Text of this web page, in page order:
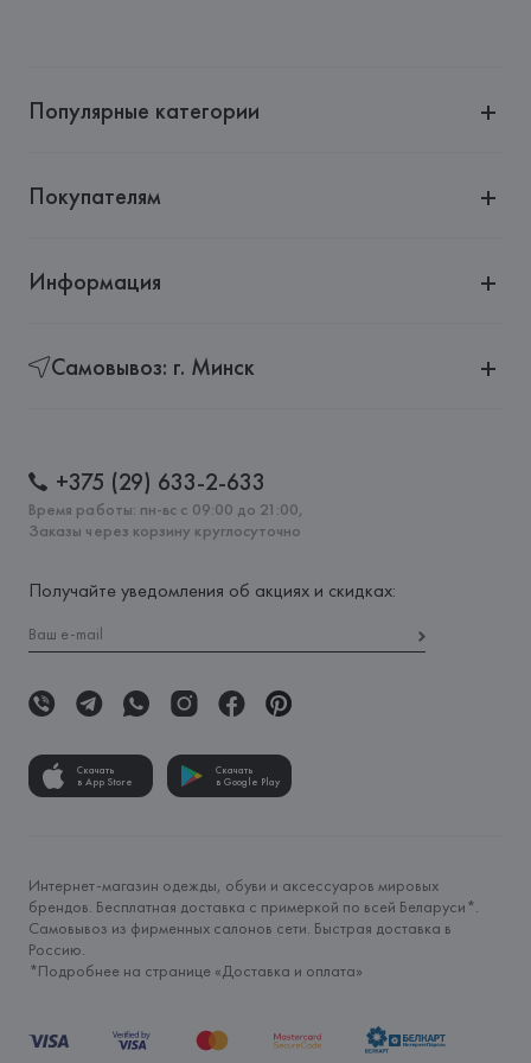
Популярные категории
Покупателям
Информация
Самовывоз: г. Минск
+375 (29) 633-2-633
Время работы: пн-вс с 09:00 до 21:00,
Заказы через корзину круглосуточно
Получайте уведомления об акциях и скидках:
Скачать
в App Store
Скачать
в Google Play
Интернет-магазин одежды, обуви и аксессуаров мировых
брендов. Бесплатная доставка с примеркой по всей Беларуси*.
Самовывоз из фирменных салонов сети. Быстрая доставка в
Россию.
*Подробнее на странице «Доставка и оплата»